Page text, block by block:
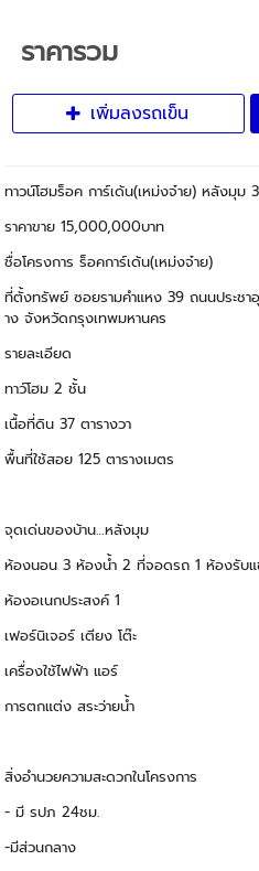
ราคารวม
เพิ่มลงรถเข็น
ทาวน์โฮมร็อค การ์เด้น(เหม่งจ๋าย) หลังมุม
ราคาขาย 15,000,000บาท
ชื่อโครงการ ร็อคการ์เด้น(เหม่งจ๋าย)
ที่ตั้งทรัพย์ ซอยรามคำแหง 39 ถนนประช
าง จังหวัดกรุงเทพมหานคร
รายละเอียด
ทาว์โฮม 2 ชั้น
เนื้อที่ดิน 37 ตารางวา
พื้นที่ใช้สอย 125 ตารางเมตร
จุดเด่นของบ้าน…หลังมุม
ห้องนอน 3 ห้องน้ำ 2 ที่จอดรถ 1 ห้องรับแ
ห้องอเนกประสงค์ 1
เฟอร์นิเจอร์ เตียง โต๊ะ
เครื่องใช้ไฟฟ้า แอร์
การตกแต่ง สระว่ายน้ำ
สิ่งอำนวยความสะดวกในโครงการ
- มี รปภ 24ชม.
-มีส่วนกลาง